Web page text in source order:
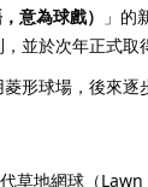
意為球戲）
」的
並於次年正式取
形球場，後來逐
草地網球（